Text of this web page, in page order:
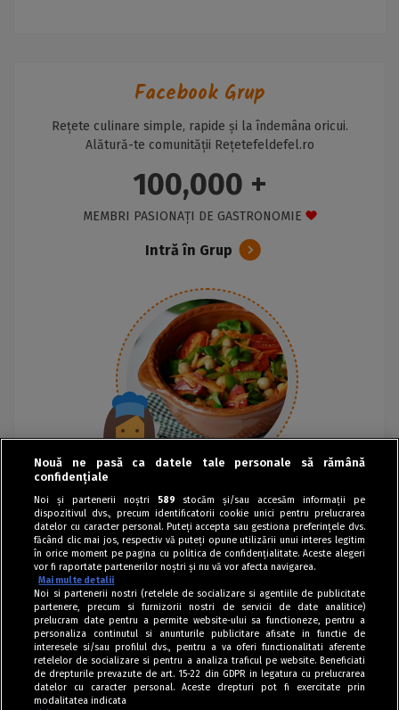
Facebook Grup
Rețete culinare simple, rapide și la îndemâna oricui.
Alătură-te comunității Rețetefeldefel.ro
100,000 +
MEMBRI PASIONAȚI DE GASTRONOMIE
Intră în Grup
Nouă ne pasă ca datele tale personale să rămână
confidențiale
Noi și partenerii noștri 589 stocăm și/sau accesăm informații pe
dispozitivul dvs., precum identificatorii cookie unici pentru prelucrarea
datelor cu caracter personal. Puteți accepta sau gestiona preferințele dvs.
făcând clic mai jos, respectiv vă puteți opune utilizării unui interes legitim
în orice moment pe pagina cu politica de confidențialitate. Aceste alegeri
vor fi raportate partenerilor noștri și nu vă vor afecta navigarea.
Mai multe detalii
Noi si partenerii nostri (retelele de socializare si agentiile de publicitate
partenere, precum si furnizorii nostri de servicii de date analitice)
prelucram date pentru a permite website-ului sa functioneze, pentru a
personaliza continutul si anunturile publicitare afisate in functie de
interesele si/sau profilul dvs., pentru a va oferi functionalitati aferente
retelelor de socializare si pentru a analiza traficul pe website. Beneficiati
de drepturile prevazute de art. 15-22 din GDPR in legatura cu prelucrarea
datelor cu caracter personal. Aceste drepturi pot fi exercitate prin
modalitatea indicata